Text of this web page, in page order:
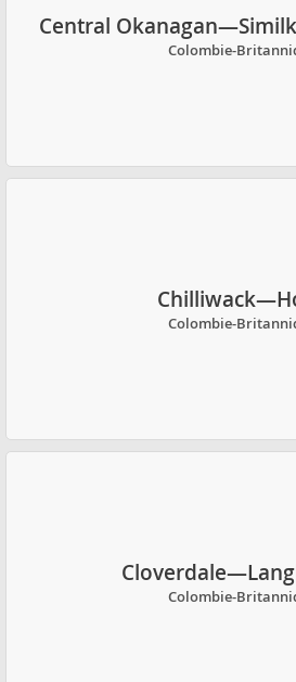
Central
Colombie-
Colombie-
Colombie-